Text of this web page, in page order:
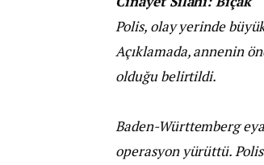
Polis, olay yerinde
Açıklamada, annenin
olduğu belirtildi.
Baden-Württemberg
operasyon yürüttü.